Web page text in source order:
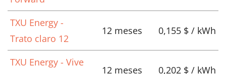
TXU Energy -
Trato claro 12
12 meses 0,155 $ / kWh
TXU Energy - Vive
12 meses 0,202 $ / kWh